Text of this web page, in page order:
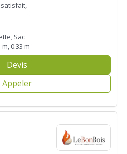
satisfait,
Sac
m, 0.33 m
Devis
Appeler